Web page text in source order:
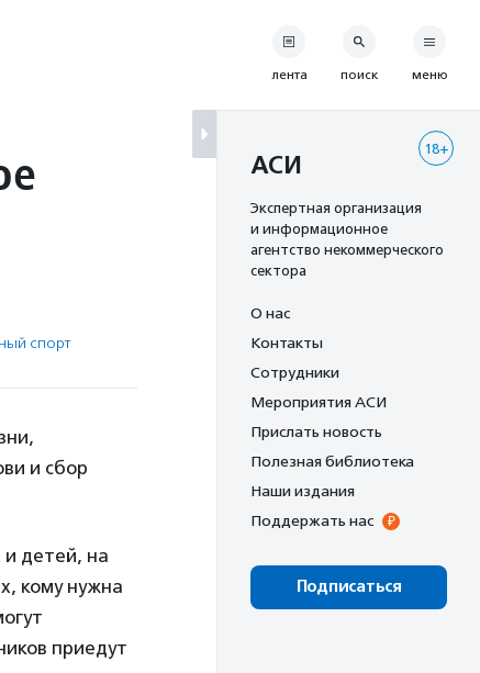
спорт
и сбор
детей, на
кому нужна
приедут
лента поиск меню
18+
АСИ
Экспертная организация
и информационное
агентство некоммерческого
сектора
О нас
Контакты
Сотрудники
Мероприятия АСИ
Прислать новость
Полезная библиотека
Наши издания
Поддержать нас
Подписаться